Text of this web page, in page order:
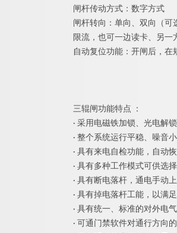
闸杆传动方式：数字方式
闸杆转向：单向、双向（
限流，也可一边读卡、另
自动复位功能：开闸后，
三辊闸功能特点
：
· 采用电磁铁加锁、光电解
· 整个系统运行平稳、噪音
· 具有来电自检功能，自动
· 具有多种工作模式可供选
· 具有断电落杆，通电手动
· 具有掉电落杆工能，以满
· 具有统一、标准的对外电
· 可通门禁软件对通行方向